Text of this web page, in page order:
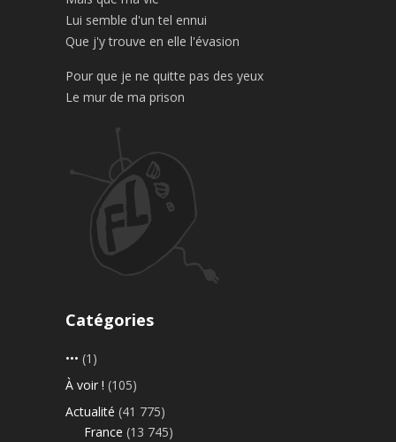
Lui semble d'un tel ennui
Que j'y trouve en elle l'évasion
Pour que je ne quitte pas des yeux
Le mur de ma prison
Catégories
••• (1)
À voir ! (105)
Actualité (41 775)
France (13 745)